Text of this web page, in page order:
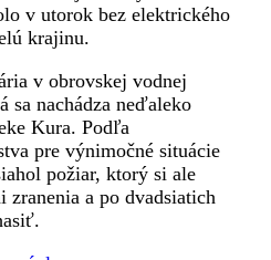
v utorok bez elektrického
krajinu.
v obrovskej vodnej
sa nachádza neďaleko
Kura. Podľa
pre výnimočné situácie
požiar, ktorý si ale
zranenia a po dvadsiatich